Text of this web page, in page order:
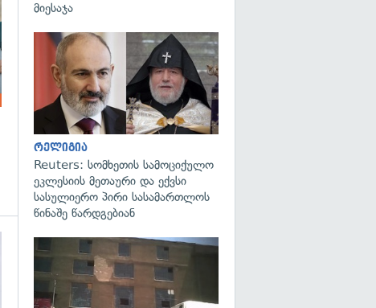
გადახედვა
მიესაჯა
რელიგია
Reuters: სომხეთის სამოციქულო
ეკლესიის მეთაური და ექვსი
სასულიერო პირი სასამართლოს
წინაშე წარდგებიან